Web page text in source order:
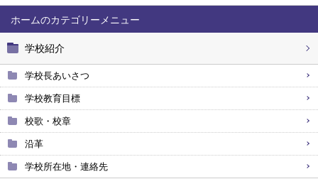
ホーム
学校紹介
学校長あいさつ
学校教育目標
校歌・校章
沿革
学校所在地・連絡先